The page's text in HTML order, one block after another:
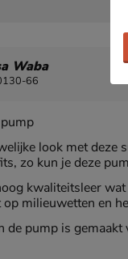
Waba
66
look met deze
zo kun je deze
kwaliteitsleer
milieuwetten en
de pump is